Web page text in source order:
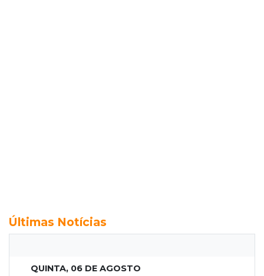
Últimas Notícias
QUINTA, 06 DE AGOSTO